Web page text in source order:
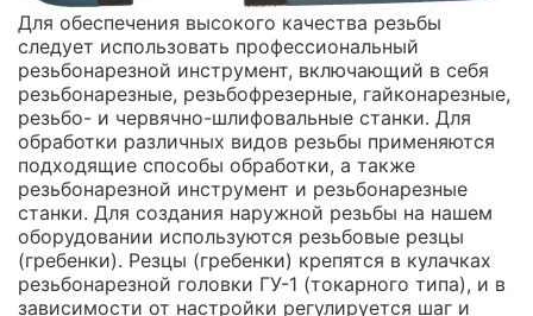
Для обеспечения высокого качества резьбы
следует использовать профессиональный
резьбонарезной инструмент, включающий в себя
резьбонарезные, резьбофрезерные, гайконарезные,
резьбо- и червячно-шлифовальные станки. Для
обработки различных видов резьбы применяются
подходящие способы обработки, а также
резьбонарезной инструмент и резьбонарезные
станки. Для создания наружной резьбы на нашем
оборудовании используются резьбовые резцы
(гребенки). Резцы (гребенки) крепятся в кулачках
резьбонарезной головки ГУ-1 (токарного типа), и в
зависимости от настройки регулируется шаг и